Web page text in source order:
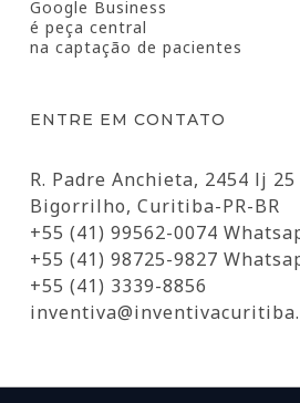
Google Business
é peça central
na captação de pacientes
ENTRE EM CONTATO
R. Padre Anchieta, 2454 lj 25
Bigorrilho, Curitiba-PR-BR
+55 (41) 99562-0074
+55 (41) 98725-9827
+55 (41) 3339-8856